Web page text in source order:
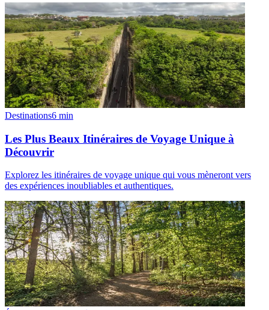
Destinations6 min
Les Plus Beaux Itinéraires de Voyage Unique à
Découvrir
Explorez les itinéraires de voyage unique qui vous mèneront vers
des expériences inoubliables et authentiques.